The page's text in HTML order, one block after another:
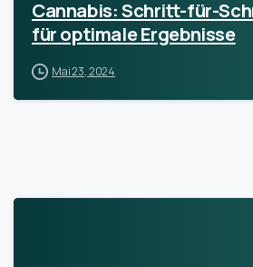
Cannabis: Schritt-für-
für optimale Ergebnisse
Mai 23, 2024